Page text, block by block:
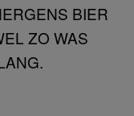
BIER
ZO WAS